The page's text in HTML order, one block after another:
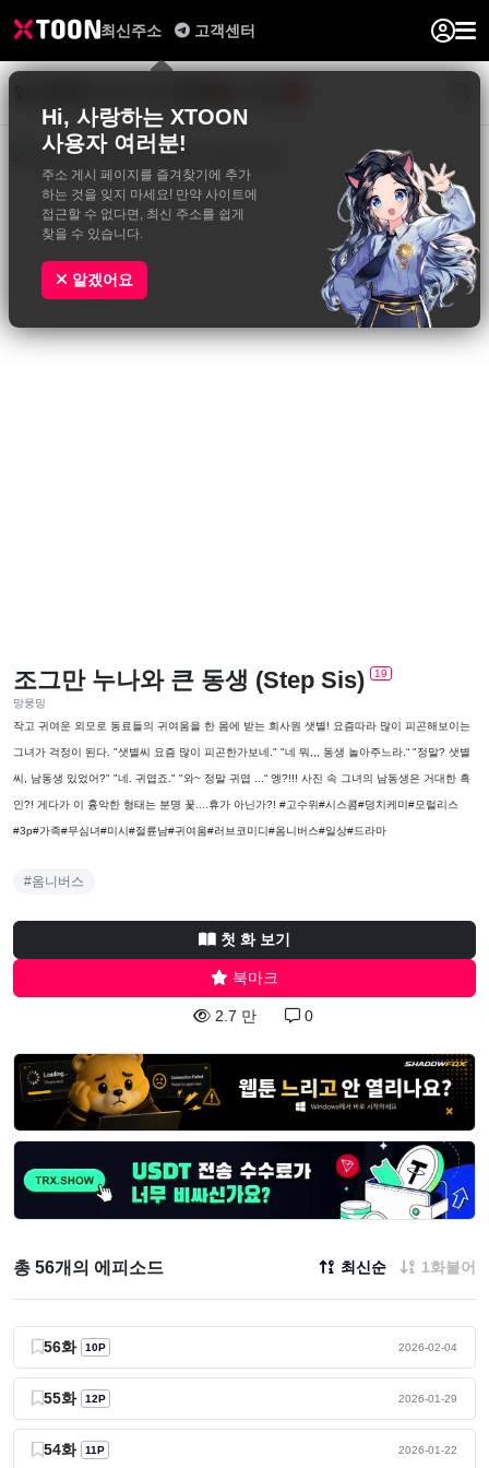
최신주소
Hi, 사랑하는 XTOON
사용자 여러분!
주소 게시 페이지를 즐겨찾기에 추가
하는 것을 잊지 마세요! 만약 사이트에
접근할 수 없다면, 최신 주소를 쉽게
찾을 수 있습니다.
알겠어요
고객센터
조그만 누나와 큰 동생 (Step Sis) 19
망뭉밍
작고 귀여운 외모로 동료들의 귀여움을 한 몸에 받는 회사원 샛별! 요즘따라 많이 피곤해보이는
그녀가 걱정이 된다. "샛별씨 요즘 많이 피곤한가보네." "네 뭐,,, 동생 놀아주느라.“ "정말? 샛별
씨, 남동생 있었어?" "네. 귀엽죠." "와~ 정말 귀엽 ...“ 엥?!!! 사진 속 그녀의 남동생은 거대한 흑
인?! 게다가 이 흉악한 형태는 분명 꽃....휴가 아닌가?! #고수위#시스콤#덩치케미#모럴리스
#3p#가족#무심녀#미시#절륜남#귀여움#러브코미디#옴니버스#일상#드라마
#옴니버스
첫 화 보기
북마크
2.7 만 0
총 56개의 에피소드 최신순 1화붙어
56화 10P 2026-02-04
55화 12P 2026-01-29
54화 11P 2026-01-22